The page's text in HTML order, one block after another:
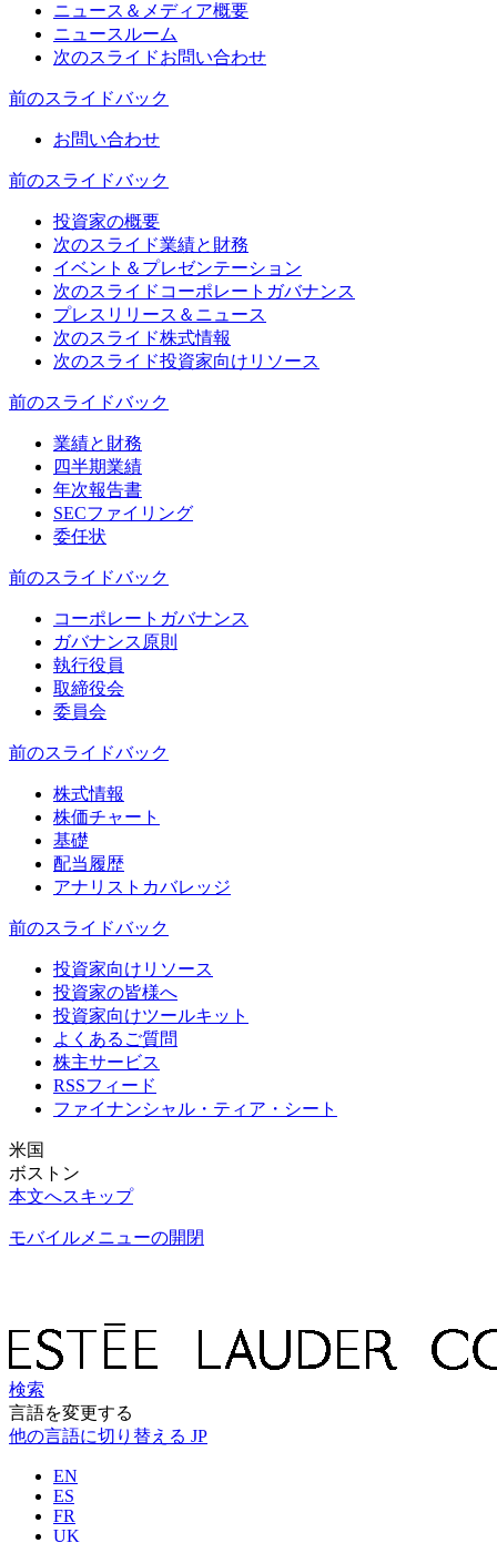
ニュース＆メディア概要
ニュースルーム
次のスライドお問い合わせ
前のスライドバック
お問い合わせ
前のスライドバック
投資家の概要
次のスライド業績と財務
イベント＆プレゼンテーション
次のスライド コーポレートガバナンス
プレスリリース＆ニュース
次のスライド株式情報
次のスライド投資家向けリソース
前のスライドバック
業績と財務
四半期業績
年次報告書
SECファイリング
委任状
前のスライドバック
コーポレートガバナンス
ガバナンス原則
執行役員
取締役会
委員会
前のスライドバック
株式情報
株価チャート
基礎
配当履歴
アナリストカバレッジ
前のスライドバック
投資家向けリソース
投資家の皆様へ
投資家向けツールキット
よくあるご質問
株主サービス
RSSフィード
ファイナンシャル・ティア・シート
米国
ボストン
本文へスキップ
モバイルメニューの開閉
検索
言語を変更する
他の言語に切り替える JP
EN
ES
FR
UK